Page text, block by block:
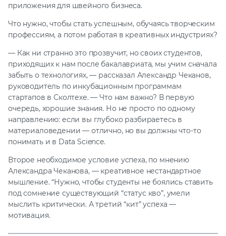
приложения для швейного бизнеса.
Что нужно, чтобы стать успешным, обучаясь творческим
профессиям, а потом работая в креативных индустриях?
— Как ни странно это прозвучит, но своих студентов,
приходящих к нам после бакалавриата, мы учим сначала
забыть о технологиях, — рассказал Александр Чеканов,
руководитель по инкубационным программам
стартапов в Сколтехе. — Что нам важно? В первую
очередь, хорошие знания. Но не просто по одному
направлению: если вы глубоко разбираетесь в
материаловедении — отлично, но вы должны что-то
понимать и в Data Science.
Второе необходимое условие успеха, по мнению
Александра Чеканова, — креативное нестандартное
мышление. “Нужно, чтобы студенты не боялись ставить
под сомнение существующий “статус кво”, умели
мыслить критически. А третий “кит” успеха —
мотивация.